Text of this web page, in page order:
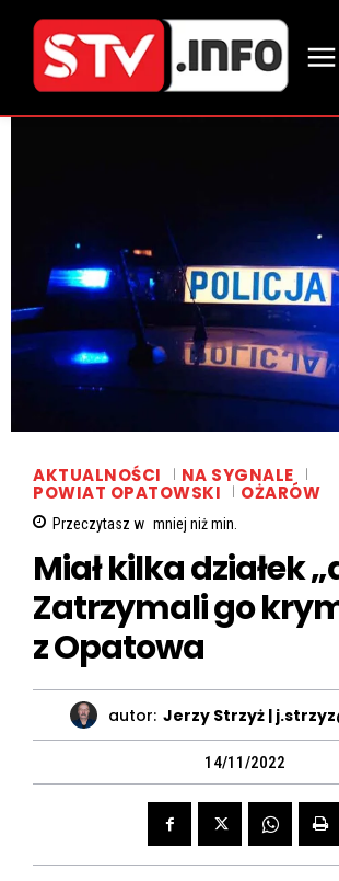
AKTUALNOŚCI NA SYGNALE
POWIAT OPATOWSKI OŻARÓW
Przeczytasz w mniej niżmin.
Miał kilka działek
Zatrzymali go
z Opatowa
autor: Jerzy Strzyż |
14/11/2022